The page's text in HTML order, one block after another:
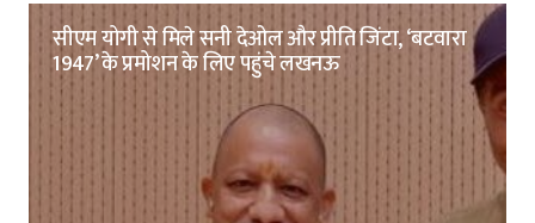
सीएम योगी से मिले सनी देओल और प्रीति जिंटा, ‘बटवारा
1947’ के प्रमोशन के लिए पहुंचे लखनऊ